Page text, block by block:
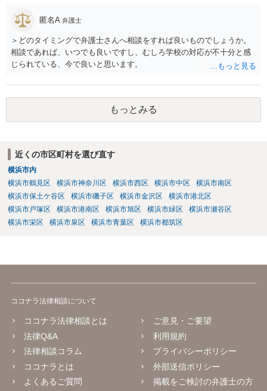
匿名A 弁護士
＞どのタイミングで弁護士さんへ相談をすれば良いものでしょうか。
相談であれば、いつでも良いですし、むしろ学校の対応が不十分と感
じられている、今で良いと思います。
もっとみる
近くの市区町村を選び直す
横浜市内
横浜市鶴見区
横浜市神奈川区 横浜市西区 横浜市中区
横浜市南区
横浜市保土ケ谷区
横浜市磯子区 横浜市金沢区
横浜市港北区
横浜市戸塚区
横浜市港南区 横浜市旭区 横浜市緑区
横浜市瀬谷区
横浜市栄区
横浜市泉区 横浜市青葉区 横浜市都筑区
ココナラ法律相談について
ココナラ法律相談とは
法律Q&A
法律相談コラム
ココナラとは
よくあるご質問
ご意見・ご要望
利用規約
プライバシーポリシー
外部送信ポリシー
掲載をご検討の弁護士の方